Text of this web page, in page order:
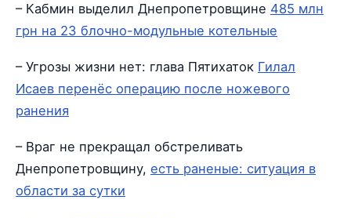
– Кабмин выделил Днепропетровщине 485 млн
грн на 23 блочно-модульные котельные
– Угрозы жизни нет: глава Пятихаток Гилал
Исаев перенёс операцию после ножевого
ранения
– Враг не прекращал обстреливать
Днепропетровщину, есть раненые: ситуация в
области за сутки